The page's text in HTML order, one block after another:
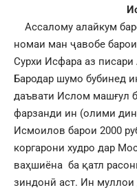
Ассалому алайкум
номаи ман ҷавобе
Сурхи Исфара аз
Бародар шумо бубинед
даъвати Ислом машғул
фарзанди ин (олими
Исмоилов барои 2000
коргарони худро дар
ваҳшиёна ба қатл
зиндонӣ аст. Ин